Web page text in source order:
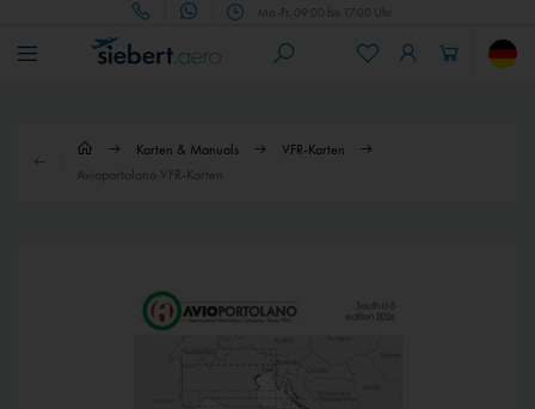
Mo.-Fr. 09:00 bis 17:00 Uhr
Karten & Manuals
VFR-Karten
Avioportolano VFR-Karten